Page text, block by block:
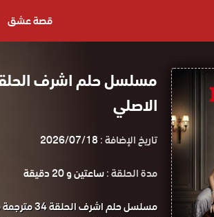
قصة عشق
الاصلي
تاريخ الإضافة :2026/07/18
مدة الحلقة :ساعتين و 20 دقيقة
مسلسل حلم